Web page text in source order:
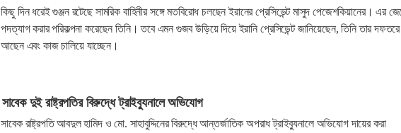
কিছু দিন ধরেই গুঞ্জন রটেছে সামরিক বাহিনীর সঙ্গে মতবিরোধ চলছেন ইরানের প্রেসিডেন্ট মাসুদ পেজেশকিয়ানের। এর
পদত্যাগ করার পরিকল্পনা করেছেন তিনি। তবে এমন গুজব উড়িয়ে দিয়ে ইরানি প্রেসিডেন্ট জানিয়েছেন, তিনি তার দফতরে
আছেন এবং কাজ চালিয়ে যাচ্ছেন।
সাবেক দুই রাষ্ট্রপতির বিরুদ্ধে ট্রাইব্যুনালে অভিযোগ
সাবেক রাষ্ট্রপতি আবদুল হামিদ ও মো. সাহাবুদ্দিনের বিরুদ্ধে আন্তর্জাতিক অপরাধ ট্রাইব্যুনালে অভিযোগ দায়ের করা